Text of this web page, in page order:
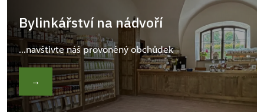
Bylinkářství na nádvoří
...navštivte náš provoněný obchůdek
→